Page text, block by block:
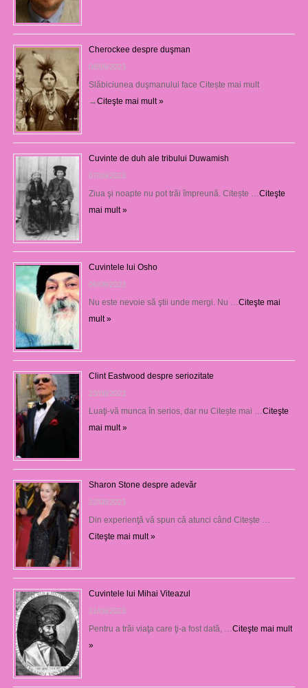
Cherockee despre duşman
08/09/2023
Slăbiciunea duşmanului face Citește mai mult
→Citeşte mai mult »
Cuvinte de duh ale tribului Duwamish
07/09/2023
Ziua şi noapte nu pot trăi împreună. Citește … Citeşte
mai mult »
Cuvintele lui Osho
06/09/2023
Nu este nevoie să ştii unde mergi. Nu … Citeşte mai
mult »
Clint Eastwood despre seriozitate
23/08/2023
Luaţi-vă munca în serios, dar nu Citește mai … Citeşte
mai mult »
Sharon Stone despre adevăr
22/08/2023
Din experienţă vă spun că atunci când Citește …
Citeşte mai mult »
Cuvintele lui Mihai Viteazul
21/08/2023
Pentru a trăi viaţa care ţi-a fost dată, … Citeşte mai mult
»